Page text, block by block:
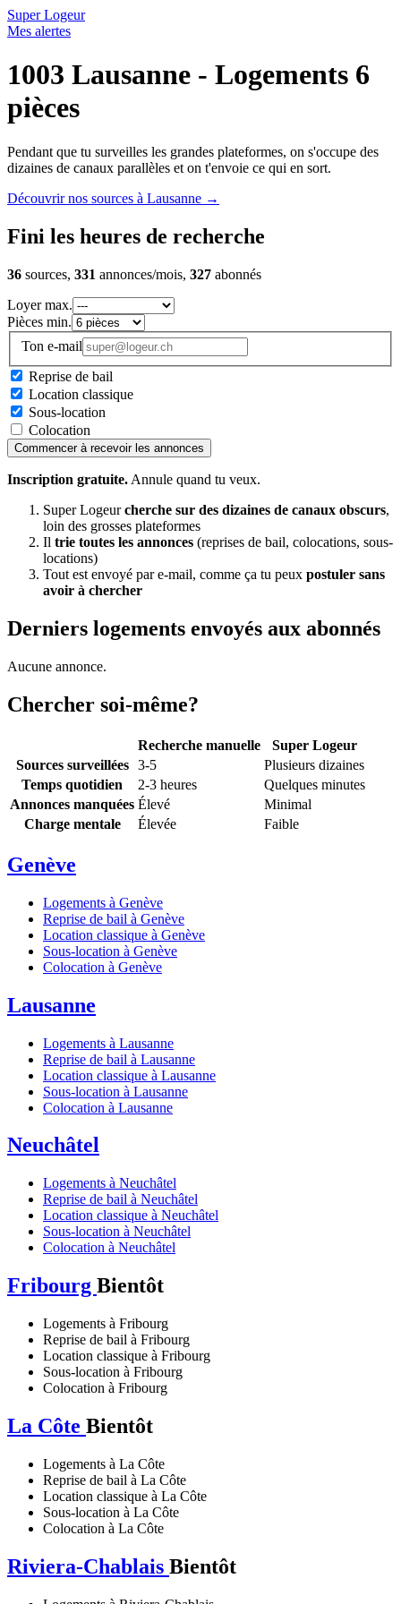
Super Logeur
Mes alertes
1003 Lausanne - Logements 6
pièces
Pendant que tu surveilles les grandes plateformes, on s'occupe des
dizaines de canaux parallèles et on t'envoie ce qui en sort.
Découvrir nos sources à Lausanne →
Fini les heures de recherche
36 sources, 331 annonces/mois, 327 abonnés
Loyer max.
Pièces min.
Ton e-mail
Reprise de bail
Location classique
Sous-location
Colocation
Commencer à recevoir les annonces
Inscription gratuite. Annule quand tu veux.
Super Logeurcherche sur des dizaines de canaux obscurs,
loin des grosses plateformes
Il trie toutes les annonces (reprises de bail, colocations, sous-
locations)
Tout est envoyé par e-mail, comme ça tu peux postuler sans
avoir à chercher
Derniers logements envoyés aux abonnés
Aucune annonce.
Chercher soi-même?
Recherche manuelle
Super Logeur
Sources surveillées
3-5
Plusieurs dizaines
Temps quotidien
2-3 heures
Quelques minutes
Annonces manquées Élevé
Minimal
Charge mentale
Élevée Faible
Genève
Logements à Genève
Reprise de bail à Genève
Location classique à Genève
Sous-location à Genève
Colocation à Genève
Lausanne
Logements à Lausanne
Reprise de bail à Lausanne
Location classique à Lausanne
Sous-location à Lausanne
Colocation à Lausanne
Neuchâtel
Logements à Neuchâtel
Reprise de bail à Neuchâtel
Location classique à Neuchâtel
Sous-location à Neuchâtel
Colocation à Neuchâtel
Fribourg Bientôt
Logements à Fribourg
Reprise de bail à Fribourg
Location classique à Fribourg
Sous-location à Fribourg
Colocation à Fribourg
La Côte Bientôt
Logements à La Côte
Reprise de bail à La Côte
Location classique à La Côte
Sous-location à La Côte
Colocation à La Côte
Riviera-Chablais Bientôt